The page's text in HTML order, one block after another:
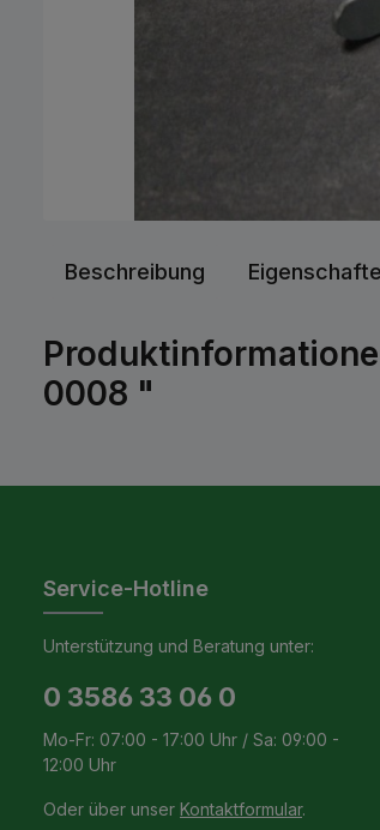
Beschreibung
0008 "
Service-Hotline
Unterstützung und Beratung unter:
0 3586 33 06 0
Mo-Fr: 07:00 - 17:00 Uhr / Sa: 09:00 -
12:00 Uhr
Oder über unser Kontaktformular.